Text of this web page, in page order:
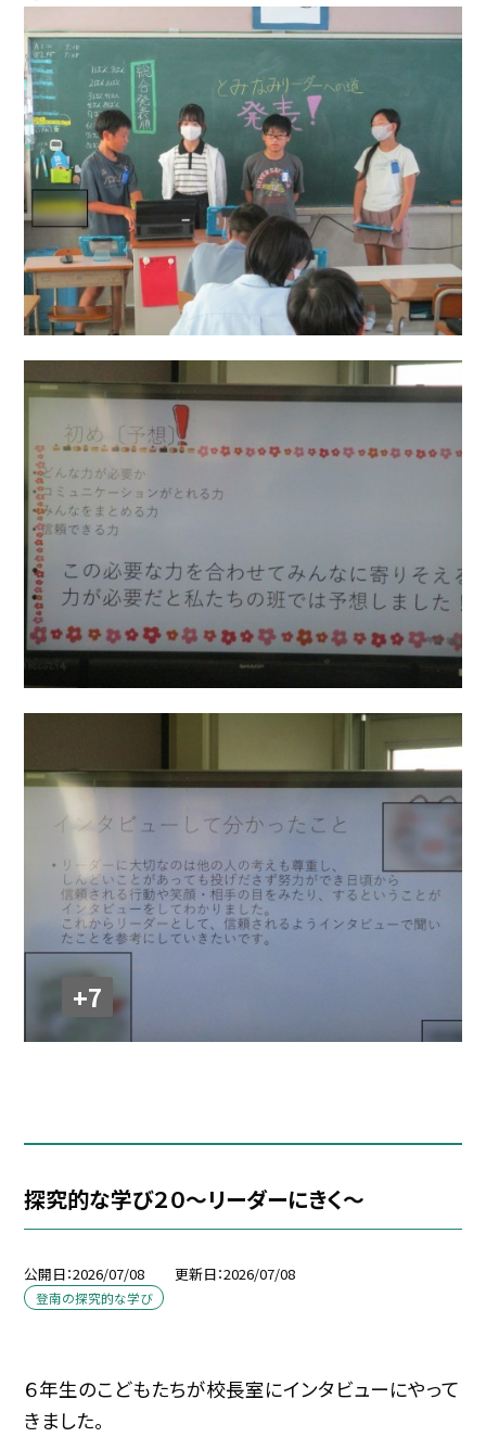
+7
探究的な学び２０～リーダーにきく～
公開日 2026/07/08 更新日 2026/07/08
登南の探究的な学び
６年生のこどもたちが校長室にインタビューにやって
きました。